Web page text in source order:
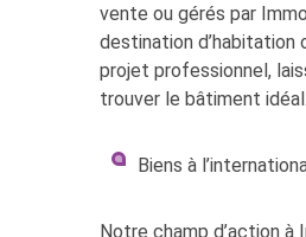
vente ou gérés par
destination d’habitation
projet professionnel,
trouver le bâtiment idéal.
Biens à
Notre champ d’action à